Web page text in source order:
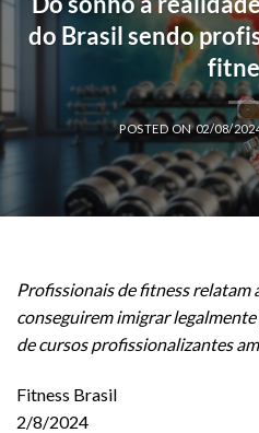
do Brasil sendo
POSTED ON02/08/
Profissionais de fitness relatam
conseguirem imigrar
de cursos profissionalizantes
Fitness Brasil
2/8/2024